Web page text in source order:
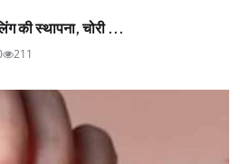
की स्थापना, चोरी ...
211